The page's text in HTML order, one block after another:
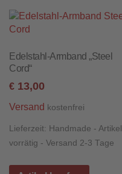
Edelstahl-Armband „Steel
Cord“
€ 13,00
Versand kostenfrei
Lieferzeit: Handmade - Artikel
vorrätig - Versand 2-3 Tage